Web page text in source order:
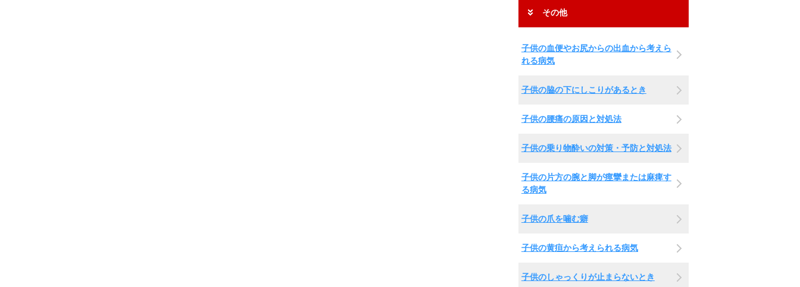
その他
子供の血便やお尻からの出血から考えら
れる病気
子供の脇の下にしこりがあるとき
子供の腰痛の原因と対処法
子供の乗り物酔いの対策・予防と対処法
子供の片方の腕と脚が痙攣または麻痺す
る病気
子供の爪を噛む癖
子供の黄疸から考えられる病気
子供のしゃっくりが止まらないとき